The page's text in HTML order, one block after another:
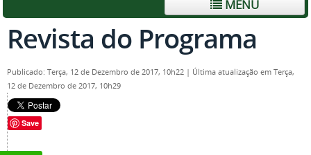
MENU
Revista do Programa
Publicado: Terça, 12 de Dezembro de 2017, 10h22 | Última atualização em Terça,
12 de Dezembro de 2017, 10h29
Save